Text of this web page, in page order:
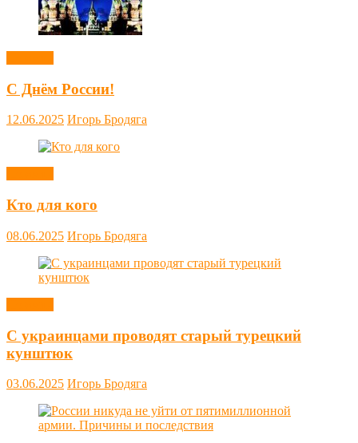
С Днём России!
12.06.2025 Игорь Бродяга
Кто для кого
08.06.2025 Игорь Бродяга
С украинцами проводят старый турецкий
кунштюк
03.06.2025 Игорь Бродяга